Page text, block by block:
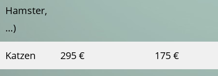
Hamster,
…)
Katzen 295 € 175 €